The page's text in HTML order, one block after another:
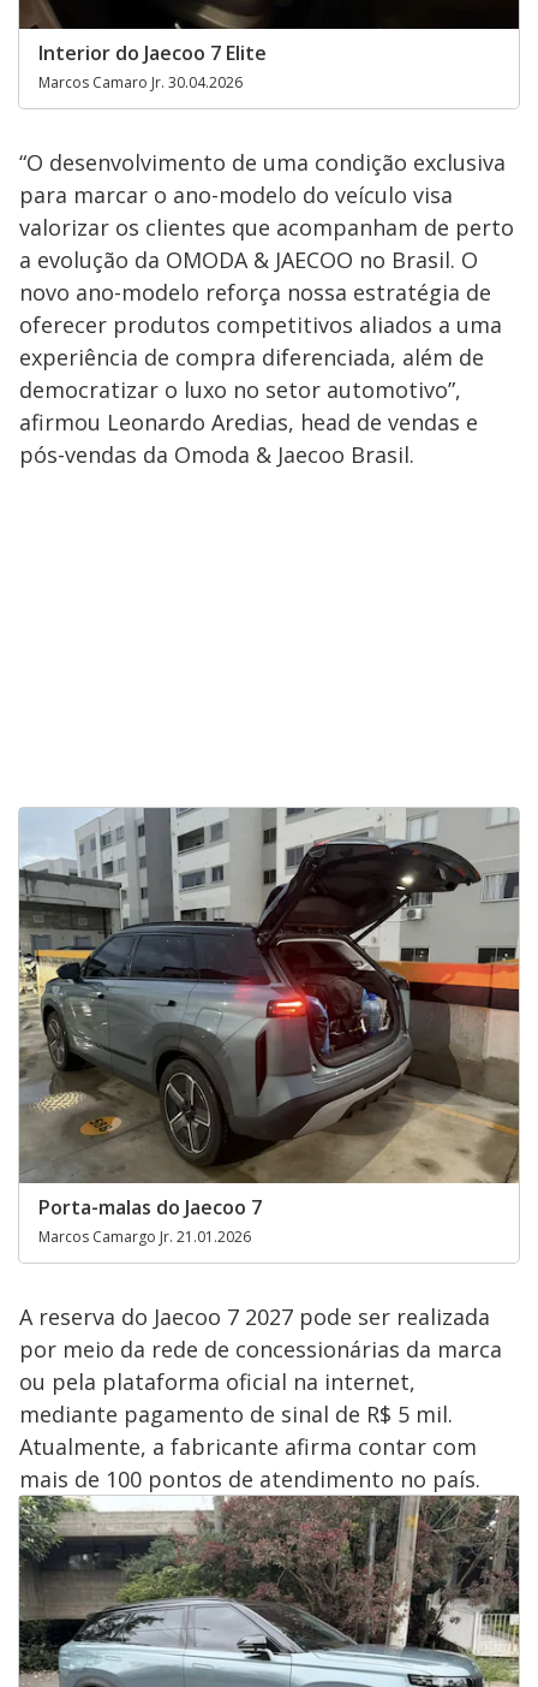
Interior do Jaecoo 7 Elite
Marcos Camaro Jr. 30.04.2026
“O desenvolvimento de uma condição exclusiva
para marcar o ano-modelo do veículo visa
valorizar os clientes que acompanham de perto
a evolução da OMODA & JAECOO no Brasil. O
novo ano-modelo reforça nossa estratégia de
oferecer produtos competitivos aliados a uma
experiência de compra diferenciada, além de
democratizar o luxo no setor automotivo”,
afirmou Leonardo Aredias, head de vendas e
pós-vendas da Omoda & Jaecoo Brasil.
Porta-malas do Jaecoo 7
Marcos Camargo Jr. 21.01.2026
A reserva do Jaecoo 7 2027 pode ser realizada
por meio da rede de concessionárias da marca
ou pela plataforma oficial na internet,
mediante pagamento de sinal de R$ 5 mil.
Atualmente, a fabricante afirma contar com
mais de 100 pontos de atendimento no país.